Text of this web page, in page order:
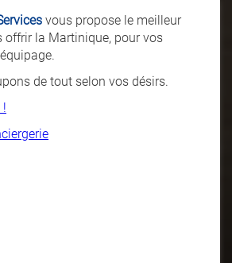
vous propose le meilleur
offrir la Martinique, pour vos
de tout selon vos désirs.